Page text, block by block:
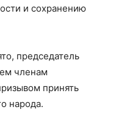
и сохранению
председатель
членам
принять
народа.